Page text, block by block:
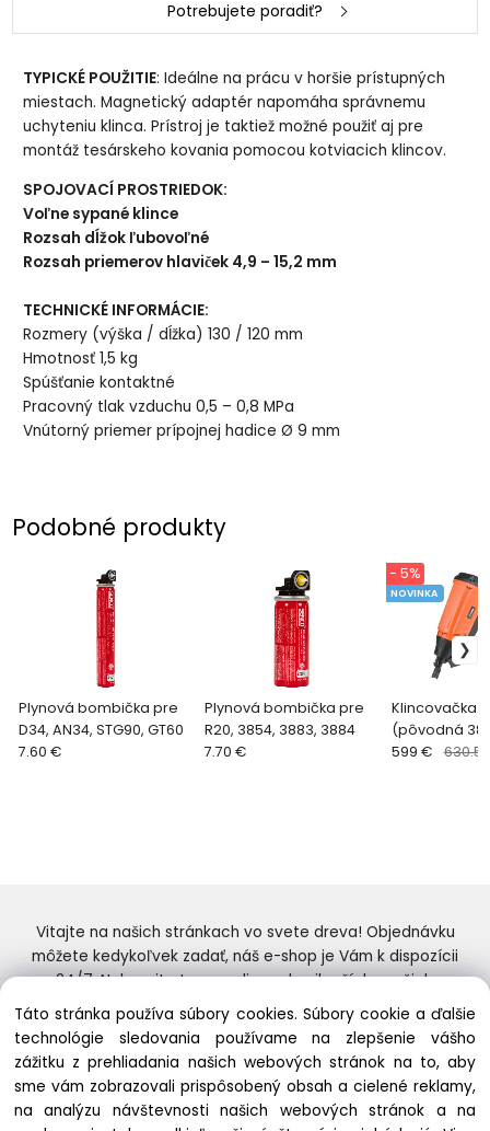
Potrebujete poradiť?
TYPICKÉ POUŽITIE: Ideálne na prácu v horšie prístupných
miestach. Magnetický adaptér napomáha správnemu
uchyteniu klinca. Prístroj je taktiež možné použiť aj pre
montáž tesárskeho kovania pomocou kotviacich klincov.
SPOJOVACÍ PROSTRIEDOK:
Voľne sypané klince
Rozsah dĺžok ľubovoľné
Rozsah priemerov hlaviček 4,9 – 15,2 mm
TECHNICKÉ INFORMÁCIE:
Rozmery (výška / dĺžka)130 / 120 mm
Hmotnosť1,5 kg
Spúšťaniekontaktné
Pracovný tlak vzduchu0,5 – 0,8 MPa
Vnútorný priemer prípojnej hadiceØ 9 mm
Podobné produkty
Plynová bombička pre
D34, AN34, STG90, GT60
7.60 €
Plynová bombička pre
R20, 3854, 3883, 3884
7.70 €
Klincovačka
(pôvodná
NOVINKA
- 5%
599 €
Vitajte na našich stránkach vo svete dreva! Objednávku
môžete kedykoľvek zadať, náš e-shop je Vám k dispozícii
24/7. Nakupujte tovar online od najlepších značiek.
Skvelý výber a ceny. Tiež si nenechajte ujsť naše
prebiehajúce ponuky! Prajeme Vám príjemné nakupovanie.
Táto stránka používa súbory cookies. Súbory cookie a ďalšie
technológie sledovania používame na zlepšenie vášho
zážitku z prehliadania našich webových stránok na to, aby
sme vám zobrazovali prispôsobený obsah a cielené reklamy,
na analýzu návštevnosti našich webových stránok a na